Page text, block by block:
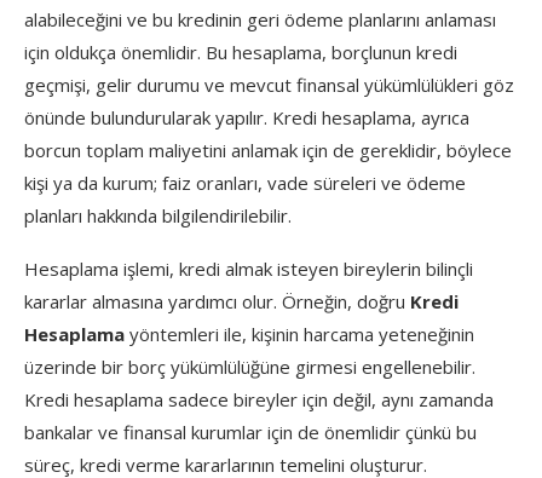
alabileceğini ve bu kredinin geri ödeme planlarını anlaması
için oldukça önemlidir. Bu hesaplama, borçlunun kredi
geçmişi, gelir durumu ve mevcut finansal yükümlülükleri göz
önünde bulundurularak yapılır. Kredi hesaplama, ayrıca
borcun toplam maliyetini anlamak için de gereklidir, böylece
kişi ya da kurum; faiz oranları, vade süreleri ve ödeme
planları hakkında bilgilendirilebilir.
Hesaplama işlemi, kredi almak isteyen bireylerin bilinçli
kararlar almasına yardımcı olur. Örneğin, doğru Kredi
Hesaplama yöntemleri ile, kişinin harcama yeteneğinin
üzerinde bir borç yükümlülüğüne girmesi engellenebilir.
Kredi hesaplama sadece bireyler için değil, aynı zamanda
bankalar ve finansal kurumlar için de önemlidir çünkü bu
süreç, kredi verme kararlarının temelini oluşturur.